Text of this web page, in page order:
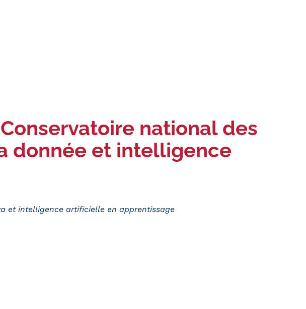
national des
donnée et intelligence
et intelligence artificielle en apprentissage